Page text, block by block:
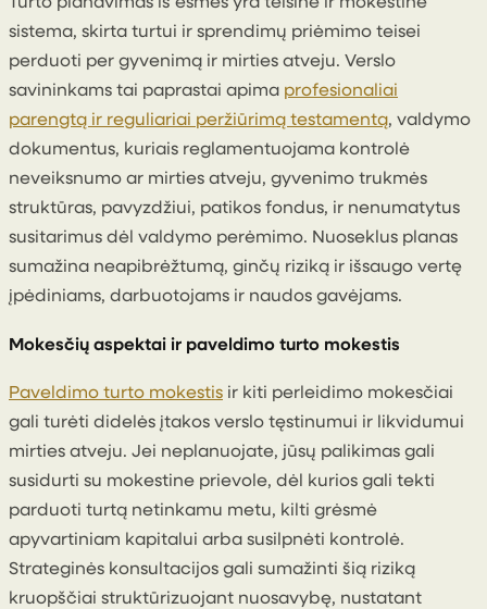
sistema, skirta turtui ir sprendimų priėmimo teisei
perduoti per gyvenimą ir mirties atveju. Verslo
savininkams tai paprastai apima profesionaliai
parengtą ir reguliariai peržiūrimą testamentą, valdymo
dokumentus, kuriais reglamentuojama kontrolė
neveiksnumo ar mirties atveju, gyvenimo trukmės
struktūras, pavyzdžiui, patikos fondus, ir nenumatytus
susitarimus dėl valdymo perėmimo. Nuoseklus planas
sumažina neapibrėžtumą, ginčų riziką ir išsaugo vertę
įpėdiniams, darbuotojams ir naudos gavėjams.
Mokesčių aspektai ir paveldimo turto mokestis
Paveldimo turto mokestis ir kiti perleidimo mokesčiai
gali turėti didelės įtakos verslo tęstinumui ir likvidumui
mirties atveju. Jei neplanuojate, jūsų palikimas gali
susidurti su mokestine prievole, dėl kurios gali tekti
parduoti turtą netinkamu metu, kilti grėsmė
apyvartiniam kapitalui arba susilpnėti kontrolė.
Strateginės konsultacijos gali sumažinti šią riziką
kruopščiai struktūrizuojant nuosavybę, nustatant